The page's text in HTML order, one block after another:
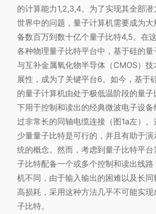
的计算能力1,2,3,4。为了实现其全部
世界中的问题，量子计算机需要成为
备数百万到数十亿个量子比特4,5。在
各种物理量子比特平台中，基于硅的
与互补金属氧化物半导体（CMOS）
展性，成为了关键平台6。如今，基于
的量子计算机由处于极低温阶段的量子
下用于控制和读出的经典微波电子设备
过非常长的同轴电缆连接（图1a左）
少量量子比特是可行的，并且有助于演
统的概念。然而，考虑到量子比特平
子比特配备一个或多个控制和读出线
机不同，由于输入输出的困难以及长同
高损耗，采用这种方法几乎不可能实
子比特。